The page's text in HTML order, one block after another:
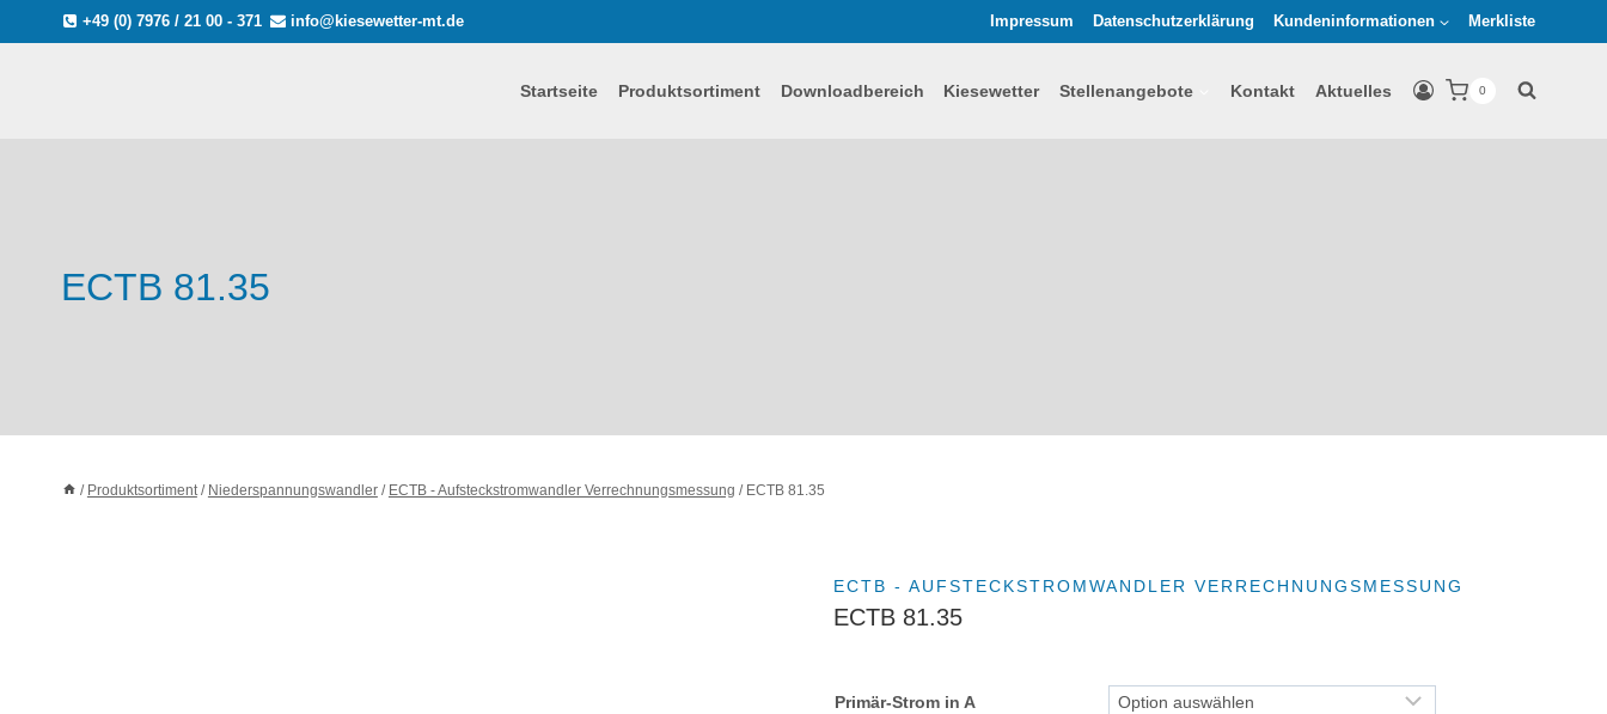
+49 (0) 7976 / 21 00 - 371 info@kiesewetter-mt.de Impressum Datenschutzerklärung Kundeninformationen Merkliste
Startseite Produktsortiment Downloadbereich Kiesewetter Stellenangebote Kontakt Aktuelles 0
ECTB 81.35
/ Produktsortiment / Niederspannungswandler / ECTB - Aufsteckstromwandler Verrechnungsmessung / ECTB 81.35
ECTB - AUFSTECKSTROMWANDLER VERRECHNUNGSMESSUNG
ECTB 81.35
Primär-Strom in A